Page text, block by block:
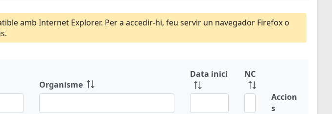
amb Internet Explorer. Per a accedir-hi, feu servir un navegador Firefox o
Organisme
Data inici NC
Accion
s